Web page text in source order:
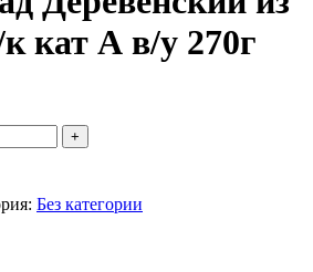
кат А в/у 270г
Без категории